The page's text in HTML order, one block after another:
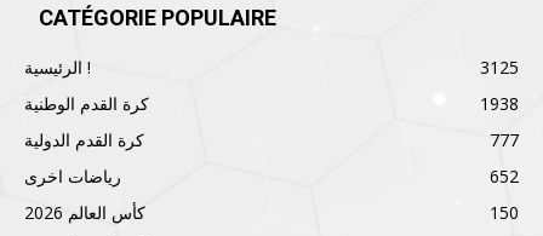
CATÉGORIE POPULAIRE
الرئيسية !
3125
كرة القدم الوطنية
1938
كرة القدم الدولية
777
رياضات اخرى
652
كأس العالم 2026
150